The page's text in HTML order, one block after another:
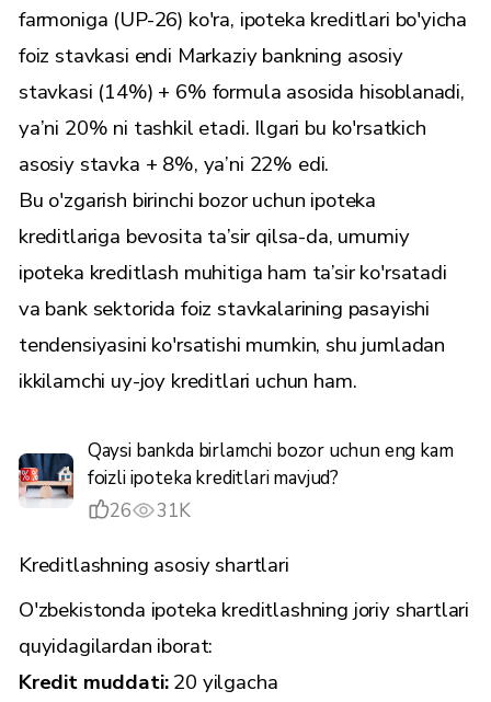
farmoniga (UP-26) ko'ra, ipoteka kreditlari bo'yicha
foiz stavkasi endi Markaziy bankning asosiy
stavkasi (14%) + 6% formula asosida hisoblanadi,
ya’ni 20% ni tashkil etadi. Ilgari bu ko'rsatkich
asosiy stavka + 8%, ya’ni 22% edi.
Bu o'zgarish birinchi bozor uchun ipoteka
kreditlariga bevosita ta’sir qilsa-da, umumiy
ipoteka kreditlash muhitiga ham ta’sir ko'rsatadi
va bank sektorida foiz stavkalarining pasayishi
tendensiyasini ko'rsatishi mumkin, shu jumladan
ikkilamchi uy-joy kreditlari uchun ham.
Qaysi bankda birlamchi bozor uchun eng kam
foizli ipoteka kreditlari mavjud?
26
31K
Kreditlashning asosiy shartlari
O'zbekistonda ipoteka kreditlashning joriy shartlari
quyidagilardan iborat:
Kredit muddati:20 yilgacha